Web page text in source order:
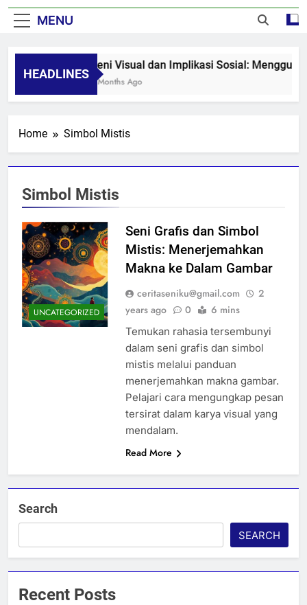
MENU
HEADLINES
Seni Visual dan Implikasi Sosial:
8 Months Ago
Home Simbol Mistis
Simbol Mistis
UNCATEGORIZED
Seni Grafis dan Simbol
Mistis: Menerjemahkan
Makna ke Dalam Gambar
ceritaseniku@gmail.com
2
years ago
0 6 mins
Temukan rahasia tersembunyi
dalam seni grafis dan simbol
mistis melalui panduan
menerjemahkan makna gambar.
Pelajari cara mengungkap pesan
tersirat dalam karya visual yang
mendalam.
Read More
Search
SEARCH
Recent Posts